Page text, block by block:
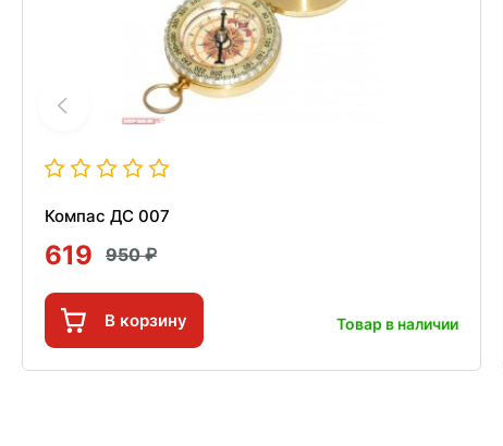
Компас ДС 007
619 950
В корзину Товар в наличии